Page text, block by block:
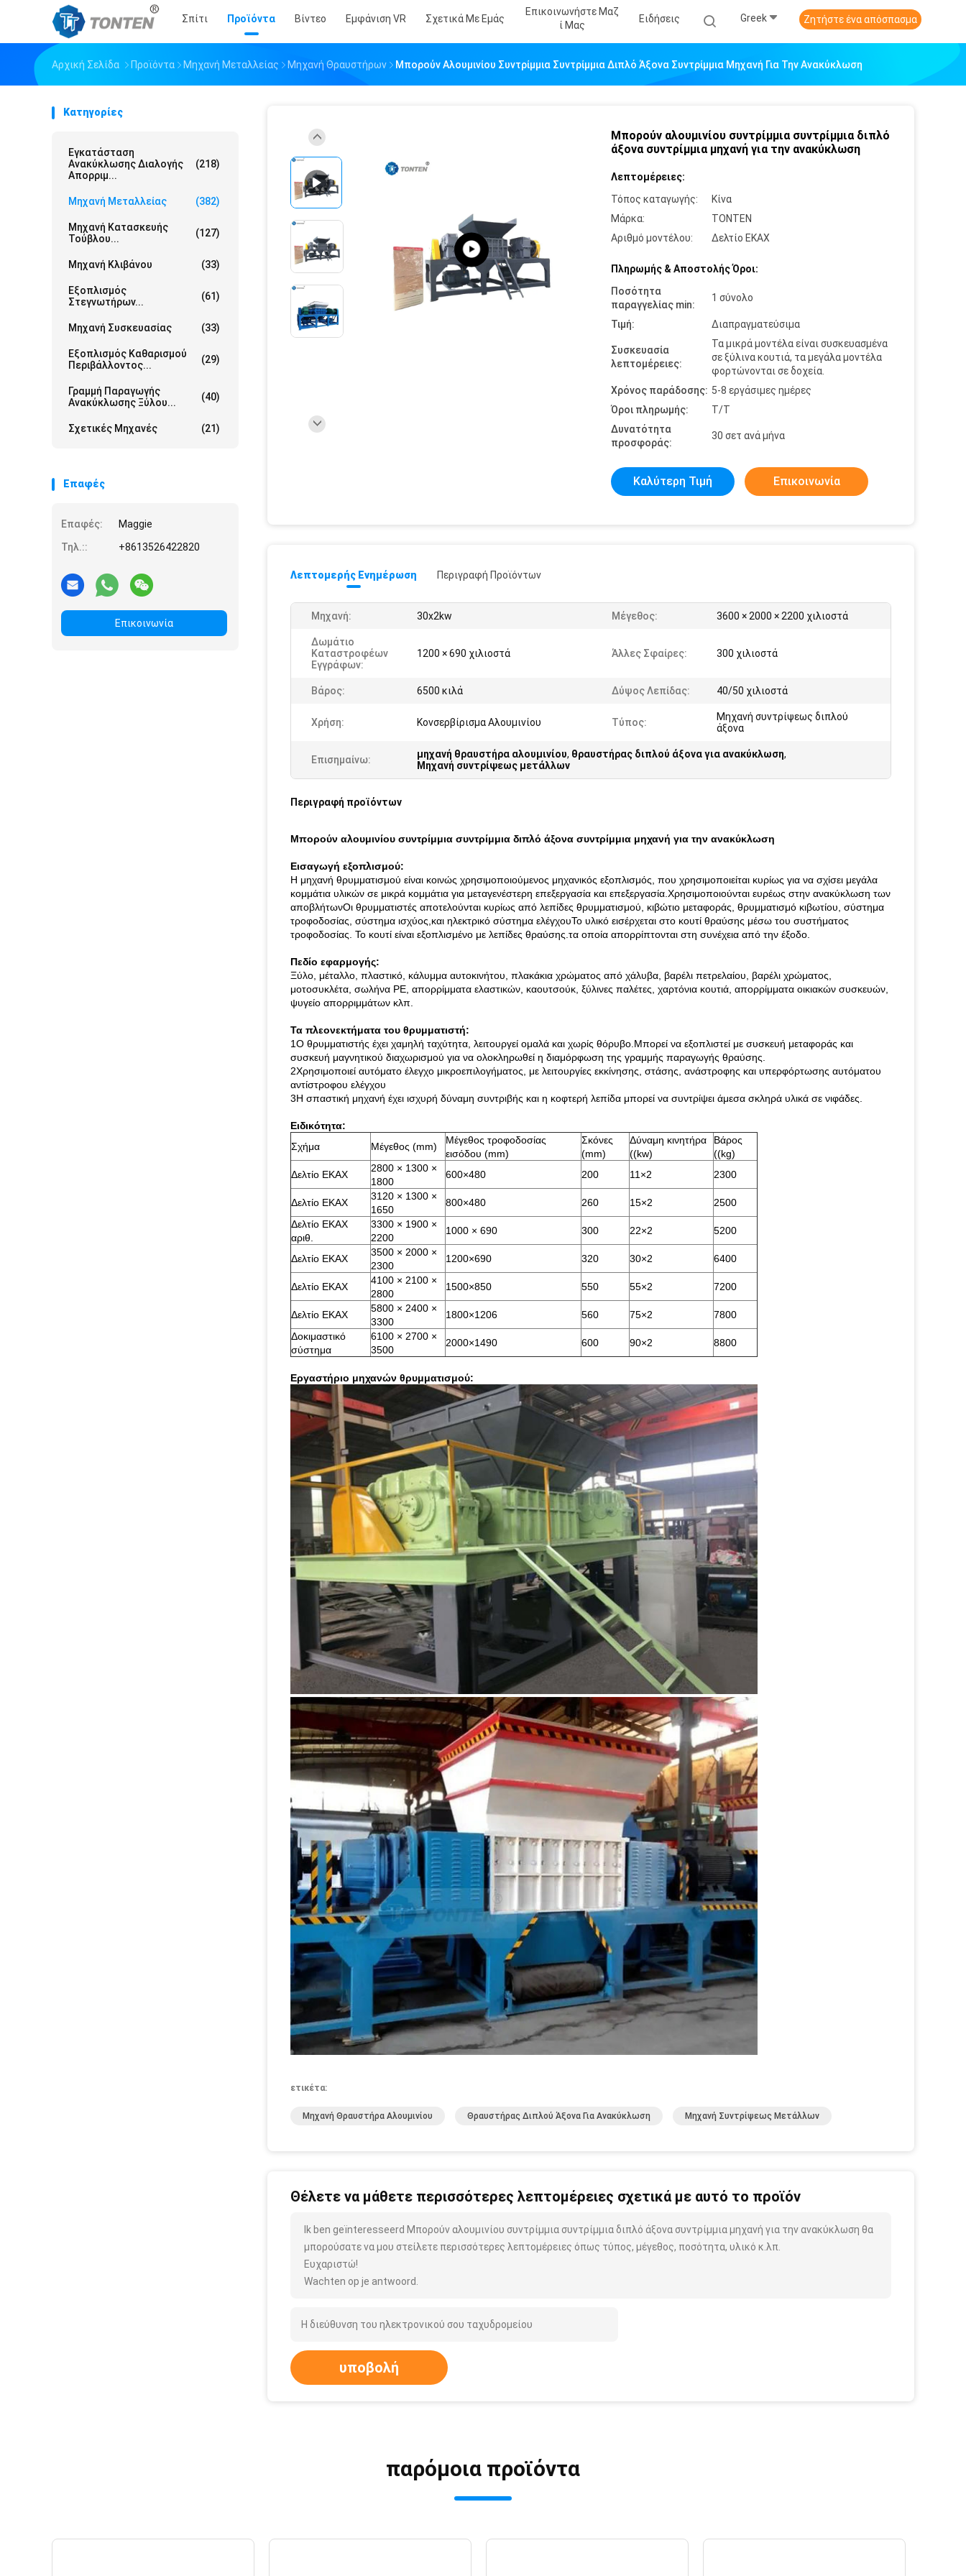
Σπίτι Προϊόντα Βίντεο Εμφάνιση VR Σχετικά Με Εμάς
Επικοινωνήστε Μαζ
Ί Μας
Ειδήσεις Greek Ζητήστε ένα απόσπασμα
Αρχική Σελίδα Προϊόντα Μηχανή Μεταλλείας Μηχανή Θραυστήρων Μπορούν Αλουμινίου Συντρίμμια Συντρίμμια Διπλό Άξονα Συντρίμμια Μηχανή Για Την Ανακύκλωση
Κατηγορίες
Εγκατάσταση
Ανακύκλωσης Διαλογής
Απορριμ...
(218)
Μηχανή Μεταλλείας (382)
Μηχανή Κατασκευής
Τούβλου...
(127)
Μηχανή Κλιβάνου (33)
Εξοπλισμός
Στεγνωτήρων...
(61)
Μηχανή Συσκευασίας (33)
Εξοπλισμός Καθαρισμού
Περιβάλλοντος...
(29)
Γραμμή Παραγωγής
Ανακύκλωσης Ξύλου...
(40)
Σχετικές Μηχανές (21)
Επαφές
Επαφές:
Maggie
Τηλ.::
+8613526422820
Επικοινωνία
Μπορούν αλουμινίου συντρίμμια συντρίμμια διπλό
άξονα συντρίμμια μηχανή για την ανακύκλωση
Λεπτομέρειες:
Τόπος καταγωγής:
Κίνα
Μάρκα:
TONTEN
Αριθμό μοντέλου:
Δελτίο ΕΚΑΧ
Πληρωμής & Αποστολής Όροι:
Ποσότητα
παραγγελίας min:
1 σύνολο
Τιμή: Διαπραγματεύσιμα
Συσκευασία
λεπτομέρειες:
Τα μικρά μοντέλα είναι συσκευασμένα
σε ξύλινα κουτιά, τα μεγάλα μοντέλα
φορτώνονται σε δοχεία.
Χρόνος παράδοσης: 5-8 εργάσιμες ημέρες
Όροι πληρωμής:
Τ/Τ
Δυνατότητα
προσφοράς:
30 σετ ανά μήνα
Καλύτερη Τιμή Επικοινωνία
Λεπτομερής Ενημέρωση Περιγραφή Προϊόντων
Μηχανή: 30x2kw Μέγεθος: 3600 × 2000 × 2200 χιλιοστά
Δωμάτιο
Καταστροφέων
Εγγράφων:
1200 × 690 χιλιοστά Άλλες Σφαίρες: 300 χιλιοστά
Βάρος: 6500 κιλά Δύψος Λεπίδας: 40/50 χιλιοστά
Χρήση: Κονσερβίρισμα Αλουμινίου Τύπος:
Μηχανή συντρίψεως διπλού
άξονα
Επισημαίνω: μηχανή θραυστήρα αλουμινίου, θραυστήρας διπλού άξονα για ανακύκλωση,
Μηχανή συντρίψεως μετάλλων
Περιγραφή προϊόντων
Μπορούν αλουμινίου συντρίμμια συντρίμμια διπλό άξονα συντρίμμια μηχανή για την ανακύκλωση
Εισαγωγή εξοπλισμού:
Η μηχανή θρυμματισμού είναι κοινώς χρησιμοποιούμενος μηχανικός εξοπλισμός, που χρησιμοποιείται κυρίως για να σχίσει μεγάλα
κομμάτια υλικών σε μικρά κομμάτια για μεταγενέστερη επεξεργασία και επεξεργασία.Χρησιμοποιούνται ευρέως στην ανακύκλωση των
αποβλήτωνΟι θρυμματιστές αποτελούνται κυρίως από λεπίδες θρυμματισμού, κιβώτιο μεταφοράς, θρυμματισμό κιβωτίου, σύστημα
τροφοδοσίας, σύστημα ισχύος,και ηλεκτρικό σύστημα ελέγχουΤο υλικό εισέρχεται στο κουτί θραύσης μέσω του συστήματος
τροφοδοσίας. Το κουτί είναι εξοπλισμένο με λεπίδες θραύσης.τα οποία απορρίπτονται στη συνέχεια από την έξοδο.
Πεδίο εφαρμογής:
Ξύλο, μέταλλο, πλαστικό, κάλυμμα αυτοκινήτου, πλακάκια χρώματος από χάλυβα, βαρέλι πετρελαίου, βαρέλι χρώματος,
μοτοσυκλέτα, σωλήνα PE, απορρίμματα ελαστικών, καουτσούκ, ξύλινες παλέτες, χαρτόνια κουτιά, απορρίμματα οικιακών συσκευών,
ψυγείο απορριμμάτων κλπ.
Τα πλεονεκτήματα του θρυμματιστή:
1Ο θρυμματιστής έχει χαμηλή ταχύτητα, λειτουργεί ομαλά και χωρίς θόρυβο.Μπορεί να εξοπλιστεί με συσκευή μεταφοράς και
συσκευή μαγνητικού διαχωρισμού για να ολοκληρωθεί η διαμόρφωση της γραμμής παραγωγής θραύσης.
2Χρησιμοποιεί αυτόματο έλεγχο μικροεπιλογήματος, με λειτουργίες εκκίνησης, στάσης, ανάστροφης και υπερφόρτωσης αυτόματου
αντίστροφου ελέγχου
3Η σπαστική μηχανή έχει ισχυρή δύναμη συντριβής και η κοφτερή λεπίδα μπορεί να συντρίψει άμεσα σκληρά υλικά σε νιφάδες.
Ειδικότητα:
Σχήμα
Μέγεθος (mm)
Μέγεθος τροφοδοσίας
εισόδου (mm)
Σκόνες
(mm)
Δύναμη κινητήρα
((kw)
Βάρος
((kg)
Δελτίο ΕΚΑΧ
2800 × 1300 ×
1800
600×480 200 11×2 2300
Δελτίο ΕΚΑΧ
3120 × 1300 ×
1650
800×480 260 15×2
2500
Δελτίο ΕΚΑΧ
αριθ.
3300 × 1900 ×
2200
1000 × 690 300 22×2 5200
Δελτίο ΕΚΑΧ
3500 × 2000 ×
2300
1200×690 320 30×2 6400
Δελτίο ΕΚΑΧ
4100 × 2100 ×
2800
1500×850 550 55×2 7200
Δελτίο ΕΚΑΧ
5800 × 2400 ×
3300
1800×1206 560 75×2
7800
Δοκιμαστικό
σύστημα
6100 × 2700 ×
3500
2000×1490 600 90×2 8800
Εργαστήριο μηχανών θρυμματισμού:
ετικέτα:
Μηχανή Θραυστήρα Αλουμινίου Θραυστήρας Διπλού Άξονα Για Ανακύκλωση Μηχανή Συντρίψεως Μετάλλων
Θέλετε να μάθετε περισσότερες λεπτομέρειες σχετικά με αυτό το προϊόν
Ik ben geïnteresseerd Μπορούν αλουμινίου συντρίμμια συντρίμμια διπλό άξονα συντρίμμια μηχανή για την ανακύκλωση θα
μπορούσατε να μου στείλετε περισσότερες λεπτομέρειες όπως τύπος, μέγεθος, ποσότητα, υλικό κ.λπ.
Ευχαριστώ!
Wachten op je antwoord.
υποβολή
παρόμοια προϊόντα